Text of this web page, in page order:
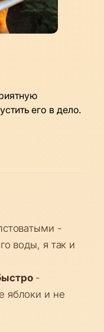
его в дело.
-
воды, я так и
-
яблоки и не